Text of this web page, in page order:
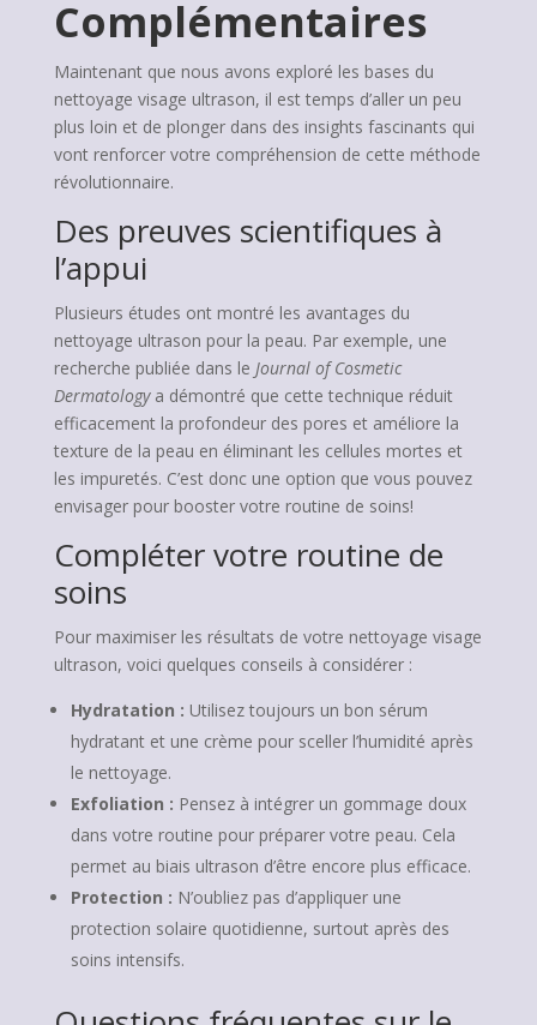
Complémentaires
Maintenant que nous avons exploré les bases du
nettoyage visage ultrason, il est temps d’aller un peu
plus loin et de plonger dans des insights fascinants qui
vont renforcer votre compréhension de cette méthode
révolutionnaire.
Des preuves scientifiques à
l’appui
Plusieurs études ont montré les avantages du
nettoyage ultrason pour la peau. Par exemple, une
recherche publiée dans le Journal of Cosmetic
Dermatologya démontré que cette technique réduit
efficacement la profondeur des pores et améliore la
texture de la peau en éliminant les cellules mortes et
les impuretés. C’est donc une option que vous pouvez
envisager pour booster votre routine de soins!
Compléter votre routine de
soins
Pour maximiser les résultats de votre nettoyage visage
ultrason, voici quelques conseils à considérer :
Hydratation : Utilisez toujours un bon sérum
hydratant et une crème pour sceller l’humidité après
le nettoyage.
Exfoliation : Pensez à intégrer un gommage doux
dans votre routine pour préparer votre peau. Cela
permet au biais ultrason d’être encore plus efficace.
Protection : N’oubliez pas d’appliquer une
protection solaire quotidienne, surtout après des
soins intensifs.